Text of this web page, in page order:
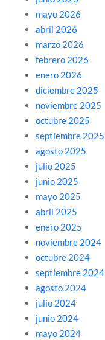
mayo 2026
abril 2026
marzo 2026
febrero 2026
enero 2026
diciembre 2025
noviembre 2025
octubre 2025
septiembre 2025
agosto 2025
julio 2025
junio 2025
mayo 2025
abril 2025
enero 2025
noviembre 2024
octubre 2024
septiembre 2024
agosto 2024
julio 2024
junio 2024
mayo 2024